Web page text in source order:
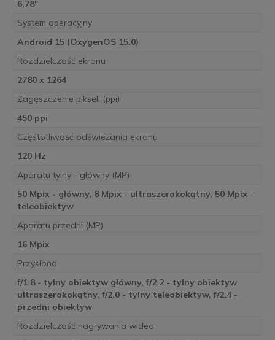
6,78"
System operacyjny
Android 15 (OxygenOS 15.0)
Rozdzielczość ekranu
2780 x 1264
Zagęszczenie pikseli (ppi)
450 ppi
Częstotliwość odświeżania ekranu
120 Hz
Aparatu tylny - główny (MP)
50 Mpix - główny, 8 Mpix - ultraszerokokątny, 50 Mpix -
teleobiektyw
Aparatu przedni (MP)
16 Mpix
Przysłona
f/1.8 - tylny obiektyw główny, f/2.2 - tylny obiektyw
ultraszerokokątny, f/2.0 - tylny teleobiektyw, f/2.4 -
przedni obiektyw
Rozdzielczość nagrywania wideo